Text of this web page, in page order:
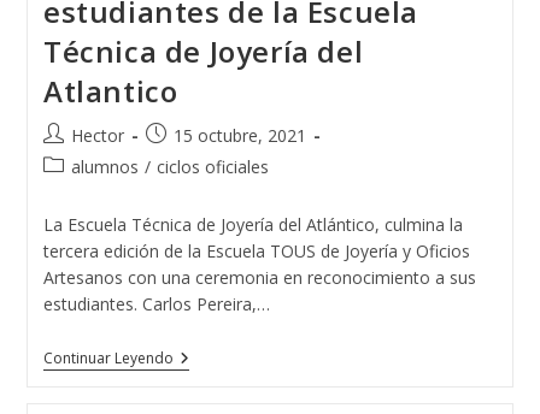
estudiantes de la Escuela
Técnica de Joyería del
Atlantico
Autor
de
Hector
Publicación
de
15 octubre, 2021
Categoría
la
entrada:
alumnos / ciclos oficiales
La Escuela Técnica de Joyería del Atlántico, culmina la
tercera edición de la Escuela TOUS de Joyería y Oficios
Artesanos con una ceremonia en reconocimiento a sus
estudiantes. Carlos Pereira,…
Continuar LeyendoTOUS
Reconoce